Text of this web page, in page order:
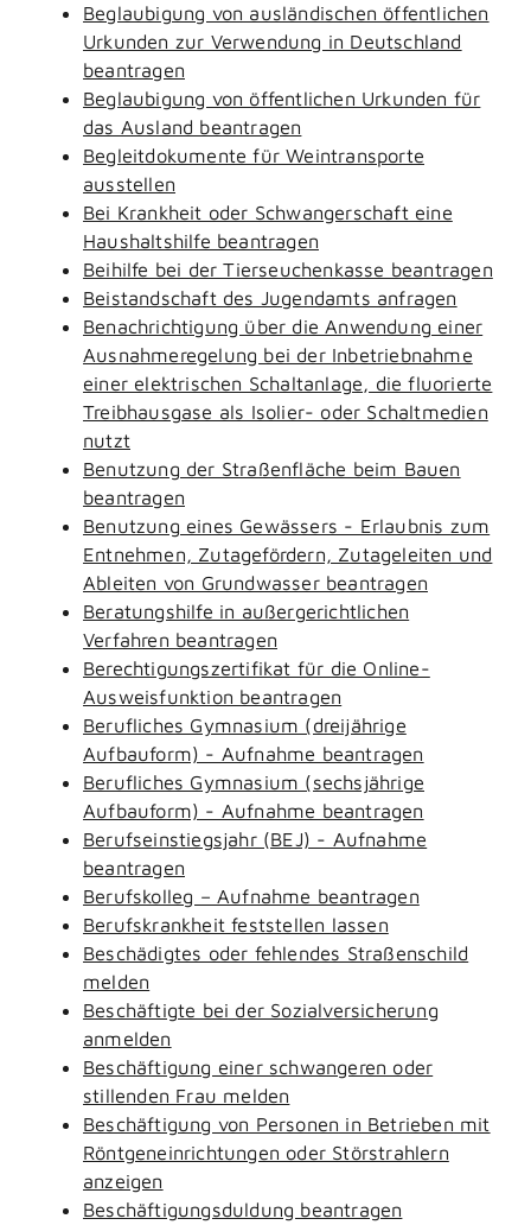
Beglaubigung von ausländischen öffentlichen
Urkunden zur Verwendung in Deutschland
beantragen
Beglaubigung von öffentlichen Urkunden für
das Ausland beantragen
Begleitdokumente für Weintransporte
ausstellen
Bei Krankheit oder Schwangerschaft eine
Haushaltshilfe beantragen
Beihilfe bei der Tierseuchenkasse beantragen
Beistandschaft des Jugendamts anfragen
Benachrichtigung über die Anwendung einer
Ausnahmeregelung bei der Inbetriebnahme
einer elektrischen Schaltanlage, die fluorierte
Treibhausgase als Isolier- oder Schaltmedien
nutzt
Benutzung der Straßenfläche beim Bauen
beantragen
Benutzung eines Gewässers - Erlaubnis zum
Entnehmen, Zutagefördern, Zutageleiten und
Ableiten von Grundwasser beantragen
Beratungshilfe in außergerichtlichen
Verfahren beantragen
Berechtigungszertifikat für die Online-
Ausweisfunktion beantragen
Berufliches Gymnasium (dreijährige
Aufbauform) - Aufnahme beantragen
Berufliches Gymnasium (sechsjährige
Aufbauform) - Aufnahme beantragen
Berufseinstiegsjahr (BEJ) - Aufnahme
beantragen
Berufskolleg – Aufnahme beantragen
Berufskrankheit feststellen lassen
Beschädigtes oder fehlendes Straßenschild
melden
Beschäftigte bei der Sozialversicherung
anmelden
Beschäftigung einer schwangeren oder
stillenden Frau melden
Beschäftigung von Personen in Betrieben mit
Röntgeneinrichtungen oder Störstrahlern
anzeigen
Beschäftigungsduldung beantragen